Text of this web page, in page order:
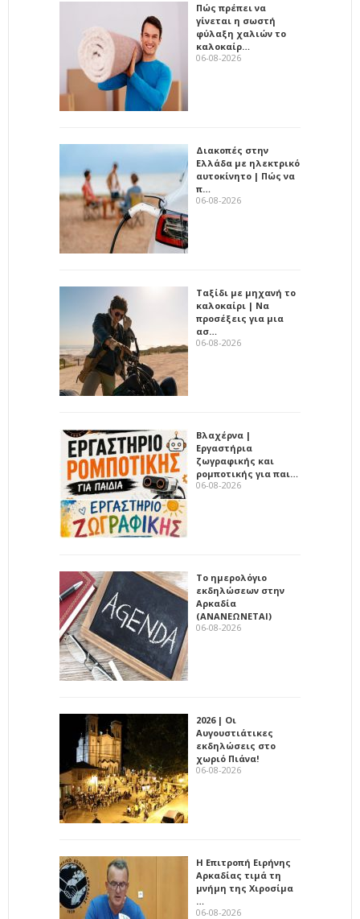
Πώς πρέπει να
γίνεται η σωστή
φύλαξη χαλιών το
καλοκαίρ…
06-08-2026
Διακοπές στην
Ελλάδα με ηλεκτρικό
αυτοκίνητο | Πώς να
π…
06-08-2026
Ταξίδι με μηχανή το
καλοκαίρι | Να
προσέξεις για μια
ασ…
06-08-2026
Βλαχέρνα |
Εργαστήρια
ζωγραφικής και
ρομποτικής για παι…
06-08-2026
Το ημερολόγιο
εκδηλώσεων στην
Αρκαδία
(ΑΝΑΝΕΩΝΕΤΑΙ)
06-08-2026
2026 | Οι
Αυγουστιάτικες
εκδηλώσεις στο
χωριό Πιάνα!
06-08-2026
Η Επιτροπή Ειρήνης
Αρκαδίας τιμά τη
μνήμη της Χιροσίμα
…
06-08-2026